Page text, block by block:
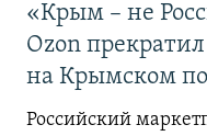
«Крым – не
Ozon
на Крымском
Российский